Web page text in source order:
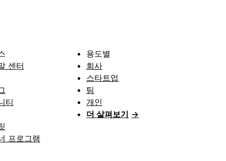
센터
티
프로그램
용도별
회사
스타트업
팀
개인
더 살펴보기 →